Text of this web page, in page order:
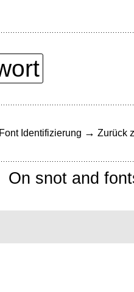
Font Identifizierung → Zurück
On snot and